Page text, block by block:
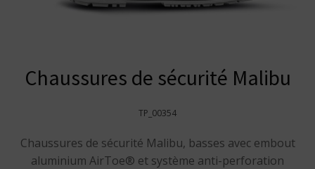
Chaussures de sécurité Malibu
TP_00354
Chaussures de sécurité Malibu, basses avec embout
aluminium AirToe® et système anti-perforation